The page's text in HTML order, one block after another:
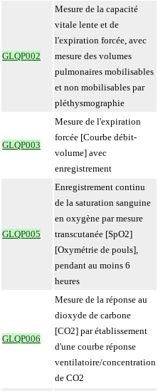
GLQP002
Mesure de la capacité
vitale lente et de
l'expiration forcée, avec
mesure des volumes
pulmonaires mobilisables
et non mobilisables par
pléthysmographie
GLQP003
Mesure de l'expiration
forcée [Courbe débit-
volume] avec
enregistrement
GLQP005
Enregistrement continu
de la saturation sanguine
en oxygène par mesure
transcutanée [SpO2]
[Oxymétrie de pouls],
pendant au moins 6
heures
GLQP006
Mesure de la réponse au
dioxyde de carbone
[CO2] par établissement
d'une courbe réponse
ventilatoire/concentration
de CO2